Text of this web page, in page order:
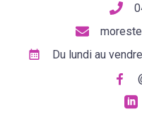
Du lundi au